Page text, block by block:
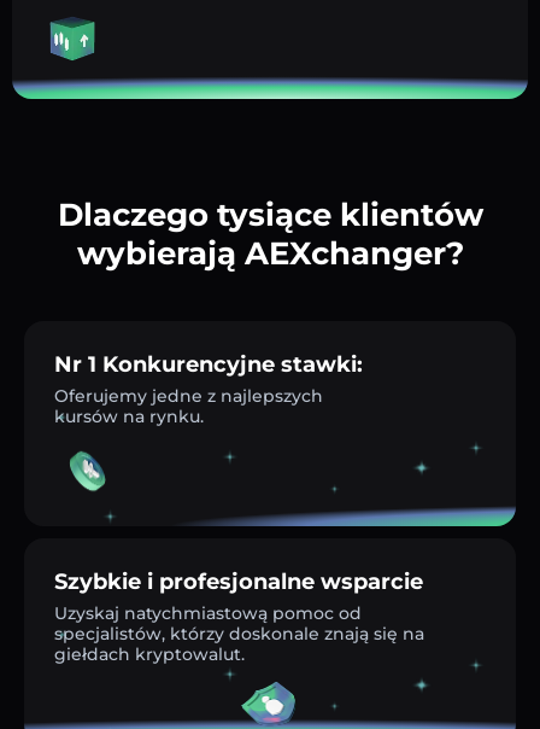
Dlaczego tysiące klientów
wybierają AEXchanger?
Nr 1 Konkurencyjne stawki:
Oferujemy jedne z najlepszych
kursów na rynku.
Szybkie i profesjonalne wsparcie
Uzyskaj natychmiastową pomoc od
specjalistów, którzy doskonale znają się na
giełdach kryptowalut.